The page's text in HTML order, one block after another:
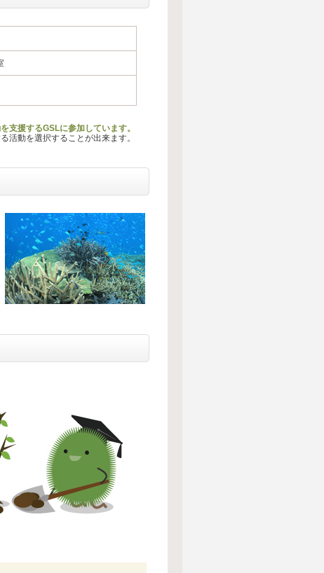
支援するGSLに参加しています。
活動を選択することが出来ます。